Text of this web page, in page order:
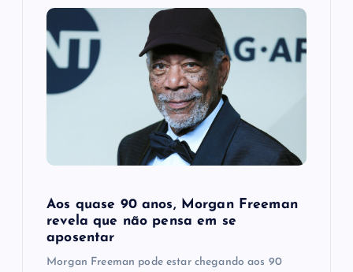
Aos quase 90 anos, Morgan Freeman
revela que não pensa em se
aposentar
Morgan Freeman pode estar chegando aos 90